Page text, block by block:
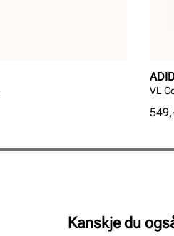
VL
Pris
Kanskje du